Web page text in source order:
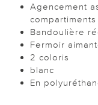
Agencement
compartiments
Bandoulière
Fermoir
2 coloris
blanc
En